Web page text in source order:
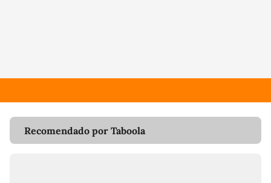
Recomendado por Taboola